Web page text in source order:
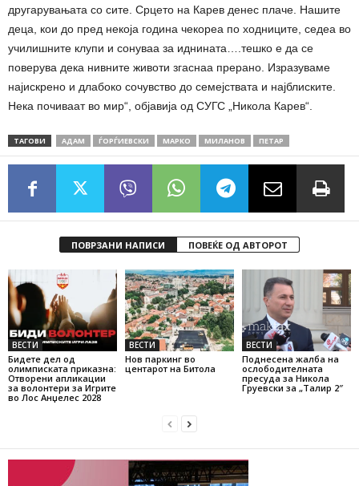
другарувањата со сите. Срцето на Карев денес плаче. Нашите
деца, кои до пред некоја година чекореа по ходниците, седеа во
училишните клупи и сонуваа за иднината….тешко е да се
поверува дека нивните животи згаснаа прерано. Изразуваме
најискрено и длабоко сочувство до семејствата и најблиските.
Нека почиваат во мир“, објавија од СУГС „Никола Карев“.
ТАГОВИ АДАМ ЃОРЃИЕВСКИ МАРКО МИЛАНОВ ПЕТАР
ПОВРЗАНИ НАПИСИ ПОВЕЌЕ ОД АВТОРОТ
ВЕСТИ
Бидете дел од
олимписката приказна:
Отворени апликации
за волонтери за Игрите
во Лос Анџелес 2028
ВЕСТИ
Нов паркинг во
центарот на Битола
ВЕСТИ
Поднесена жалба на
ослободителната
пресуда за Никола
Груевски за „Талир 2″